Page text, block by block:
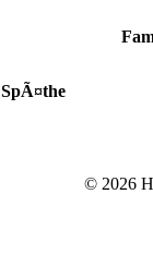
SpÃ¤the
© 2026